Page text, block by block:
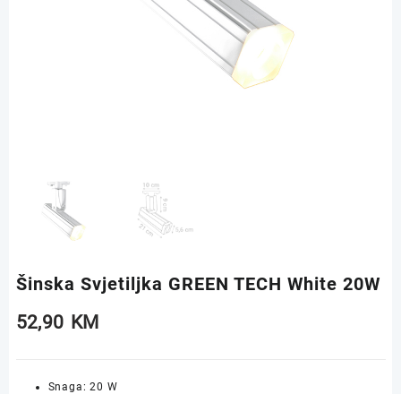
Šinska Svjetiljka GREEN TECH White 20W
52,90 KM
Snaga: 20 W